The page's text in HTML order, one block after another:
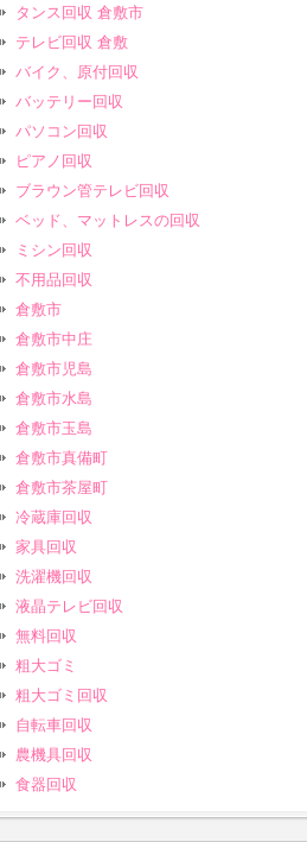
タンス回収 倉敷市
テレビ回収 倉敷
バイク、原付回収
バッテリー回収
パソコン回収
ピアノ回収
ブラウン管テレビ回収
ベッド、マットレスの回収
ミシン回収
不用品回収
倉敷市
倉敷市中庄
倉敷市児島
倉敷市水島
倉敷市玉島
倉敷市真備町
倉敷市茶屋町
冷蔵庫回収
家具回収
洗濯機回収
液晶テレビ回収
無料回収
粗大ゴミ
粗大ゴミ回収
自転車回収
農機具回収
食器回収